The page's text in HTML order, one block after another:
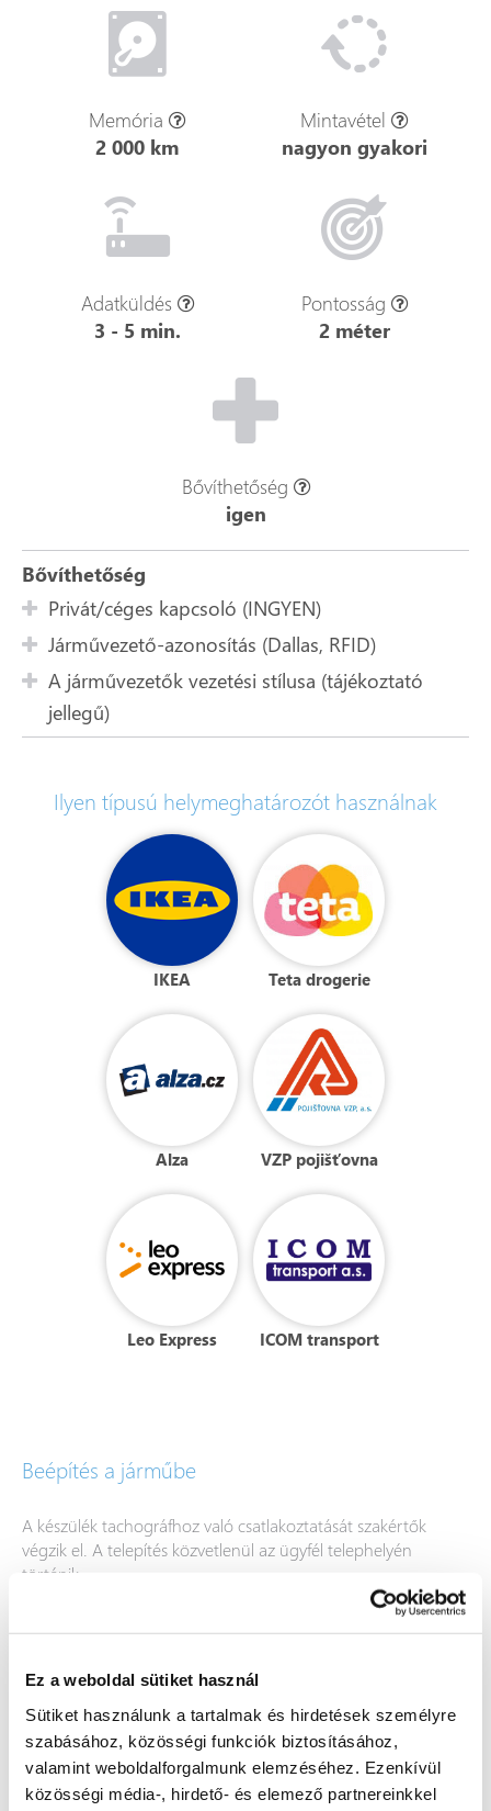
Ez a weboldal sütiket használ
Sütiket használunk a tartalmak és hirdetések személyre
szabásához, közösségi funkciók biztosításához,
valamint weboldalforgalmunk elemzéséhez. Ezenkívül
közösségi média-, hirdető- és elemező partnereinkkel
Memória
2 000 km
Mintavétel
nagyon gyakori
Adatküldés
3 - 5 min.
Pontosság
2 méter
Bővíthetőség
igen
Bővíthetőség
Privát/céges kapcsoló (INGYEN)
Járművezető-azonosítás (Dallas, RFID)
A járművezetők vezetési stílusa (tájékoztató
jellegű)
Ilyen típusú helymeghatározót használnak
IKEA Teta drogerie
Alza VZP pojišťovna
Leo Express ICOM transport
Beépítés a járműbe
A készülék tachográfhoz való csatlakoztatását szakértők
végzik el. A telepítés közvetlenül az ügyfél telephelyén
történik.